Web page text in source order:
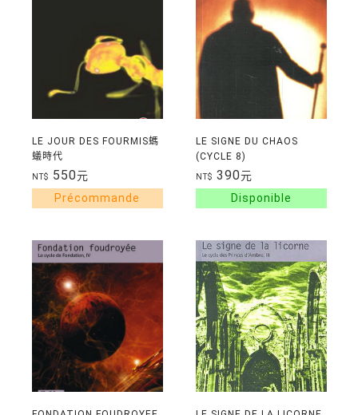
LE JOUR DES FOURMIS螞
蟻時代
NT$ 550元
LE SIGNE DU CHAOS
(CYCLE 8)
NT$ 390元